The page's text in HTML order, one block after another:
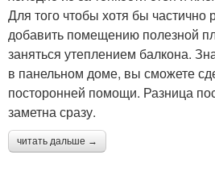
Для того чтобы хотя бы частично
добавить помещению полезной
заняться утеплением балкона.
в панельном доме, вы сможете
посторонней помощи. Разница
заметна сразу.
читать дальше →